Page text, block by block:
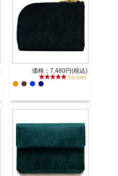
価格：7,480円(税込)
5.0 (1件)